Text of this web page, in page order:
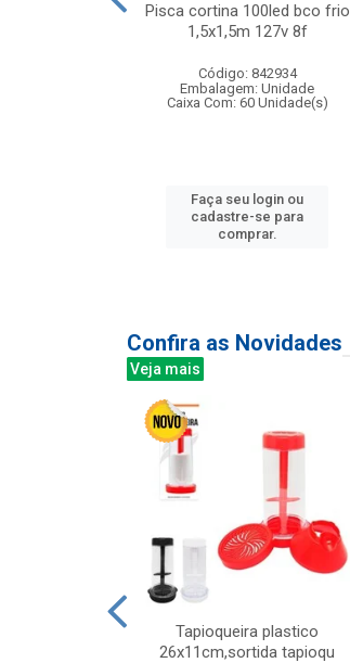
Pisca cortina 100led bco frio
1,5x1,5m 127v 8f
Código: 842934
Embalagem: Unidade
Caixa Com: 60 Unidade(s)
Faça seu login ou
cadastre-se para
comprar.
Confira as Novidades
Veja mais
Tapioqueira plastico
26x11cm,sortida tapioqu